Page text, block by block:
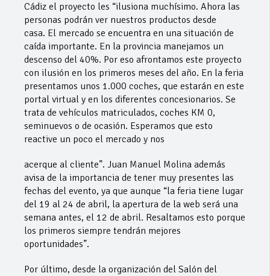
Cádiz el proyecto les “ilusiona muchísimo. Ahora las
personas podrán ver nuestros productos desde
casa. El mercado se encuentra en una situación de
caída importante. En la provincia manejamos un
descenso del 40%. Por eso afrontamos este proyecto
con ilusión en los primeros meses del año. En la feria
presentamos unos 1.000 coches, que estarán en este
portal virtual y en los diferentes concesionarios. Se
trata de vehículos matriculados, coches KM 0,
seminuevos o de ocasión. Esperamos que esto
reactive un poco el mercado y nos
acerque al cliente”. Juan Manuel Molina además
avisa de la importancia de tener muy presentes las
fechas del evento, ya que aunque “la feria tiene lugar
del 19 al 24 de abril, la apertura de la web será una
semana antes, el 12 de abril. Resaltamos esto porque
los primeros siempre tendrán mejores
oportunidades”.
Por último, desde la organización del Salón del